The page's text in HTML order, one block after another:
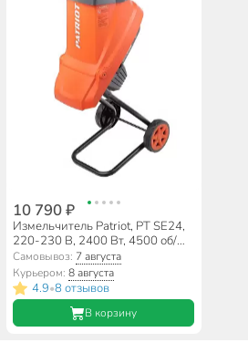
10 790 ₽
Измельчитель Patriot, PT SE24,
220-230 В, 2400 Вт, 4500 об/
мин, диаметр 40 мм,
732304620
Самовывоз: 7 августа
Курьером:8 августа
4.9•8 отзывов
В корзину